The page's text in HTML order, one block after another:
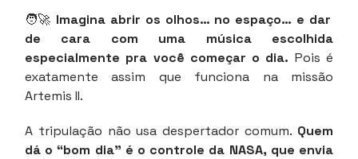
🧑‍🚀 Imagina abrir os olhos… no espaço… e dar
de cara com uma música escolhida
especialmente pra você começar o dia. Pois é
exatamente assim que funciona na missão
Artemis II.
A tripulação não usa despertador comum. Quem
dá o “bom dia” é o controle da NASA, que envia